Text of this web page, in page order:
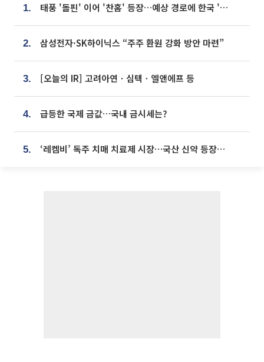
1. 태풍 '돌핀' 이어 '찬홈' 등장…예상 경로에 한국 '한숨'
2. 삼성전자·SK하이닉스 “주주 환원 강화 방안 마련”
3. [오늘의 IR] 고려아연ㆍ심텍ㆍ엘앤에프 등
4. 급등한 국제 금값…국내 금시세는?
5. ‘레켐비’ 독주 치매 치료제 시장…국산 신약 등장하나